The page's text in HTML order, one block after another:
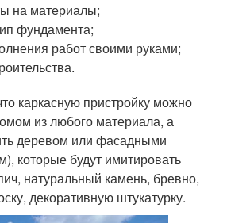
на материалы;
фундамента;
работ своими руками;
каркасную пристройку можно
из любого материала, а
деревом или фасадными
которые будут имитировать
натуральный камень, бревно,
декоративную штукатурку.